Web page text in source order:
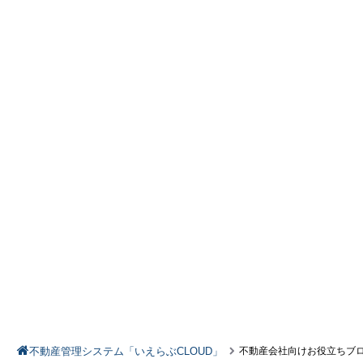
不動産管理システム「いえらぶCLOUD」 不動産会社向けお役立ちブ